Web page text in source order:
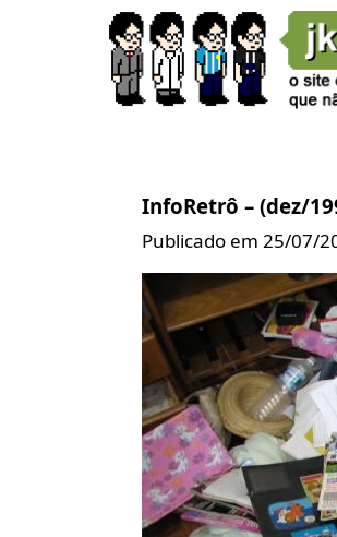
InfoRetrô – (dez/
Publicado em 25/07/